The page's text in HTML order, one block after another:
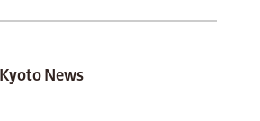
News